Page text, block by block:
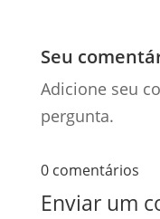
Seu
Adicione seu
pergunta.
0 comentários
Enviar um